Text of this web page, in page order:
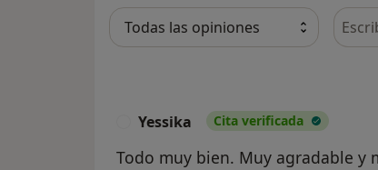
Yessika Cita verificada
Todo muy bien. Muy agradable y